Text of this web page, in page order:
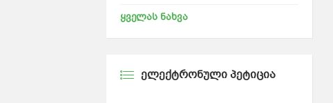
ყველას ნახვა
ᲔᲚᲔᲥᲢᲠᲝᲜᲣᲚᲘ ᲞᲔᲢᲘᲪᲘᲐ